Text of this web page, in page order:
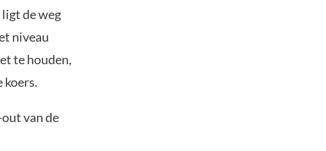
de weg
niveau
te houden,
koers.
van de